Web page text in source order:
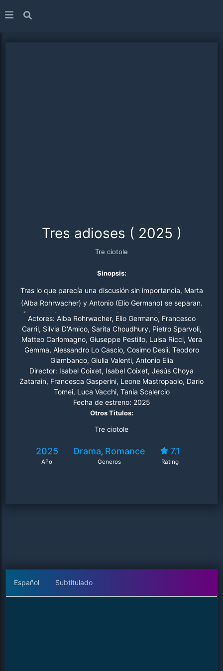
Tres adioses ( 2025 )
Tre ciotole
Sinopsis:
Tras lo que parecía una discusión sin importancia, Marta
(Alba Rohrwacher) y Antonio (Elio Germano) se separan.
Él, un chef prometedor, se refugia en sus fogones; ella,
en su silencio, empieza a notar algo más que tristeza: ha
perdido el apetito… y no solo por desamor. Cuando
descubre que detrás hay un problema de salud, todo da
un giro inesperado: la comida sabe mejor, la música le
llega como nunca y el deseo despierta sus ganas de vivir
sin miedo.
Actores: Alba Rohrwacher, Elio Germano, Francesco
Carril, Silvia D'Amico, Sarita Choudhury, Pietro Sparvoli,
Matteo Carlomagno, Giuseppe Pestillo, Luisa Ricci, Vera
Gemma, Alessandro Lo Cascio, Cosimo Desii, Teodoro
Giambanco, Giulia Valenti, Antonio Elia
Director: Isabel Coixet, Isabel Coixet, Jesús Choya
Zatarain, Francesca Gasperini, Leone Mastropaolo, Dario
Tomei, Luca Vacchi, Tania Scalercio
Fecha de estreno: 2025
Otros Titulos:
Tre ciotole
2025
Año
Drama, Romance
Generos
7.1
Rating
Español Subtitulado